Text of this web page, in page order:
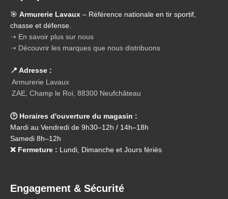
🎯 Armurerie Lavaux – Référence nationale en tir sportif,
chasse et défense.
➝ En savoir plus sur nous
➝ Découvrir les marques que nous distribuons
📍 Adresse :
Armurerie Lavaux
ZAE, Champ le Roi, 88300 Neufchâteau
🕑 Horaires d'ouverture du magasin :
Mardi au Vendredi de 9h30–12h / 14h–18h
Samedi 8h–12h
❌ Fermeture : Lundi, Dimanche et Jours fériés
Engagement & Sécurité